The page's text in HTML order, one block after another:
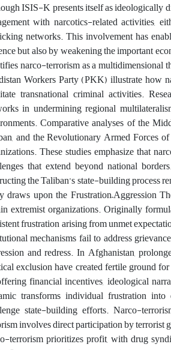
ISIS-K presents itself as ideologically
with narcotics-related activities,
networks. This involvement has
but also by weakening the important
narco-terrorism as a multidimensional
Workers Party (PKK) illustrate how
transnational criminal activities.
in undermining regional
Comparative analyses of the
and the Revolutionary Armed Forces
These studies emphasize that
that extend beyond national
the Taliban’s state-building process
draws upon the Frustration–Aggression
extremist organizations. Originally
frustration arising from unmet
mechanisms fail to address
and redress.In Afghanistan,
exclusion have created fertile ground
financial incentives, ideological
transforms individual frustration
state-building efforts. Narco-
involves direct participation by
terrorism prioritizes profit, with drug